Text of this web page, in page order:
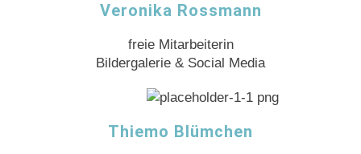
Veronika Rossmann
freie Mitarbeiterin
Bildergalerie & Social Media
Thiemo Blümchen